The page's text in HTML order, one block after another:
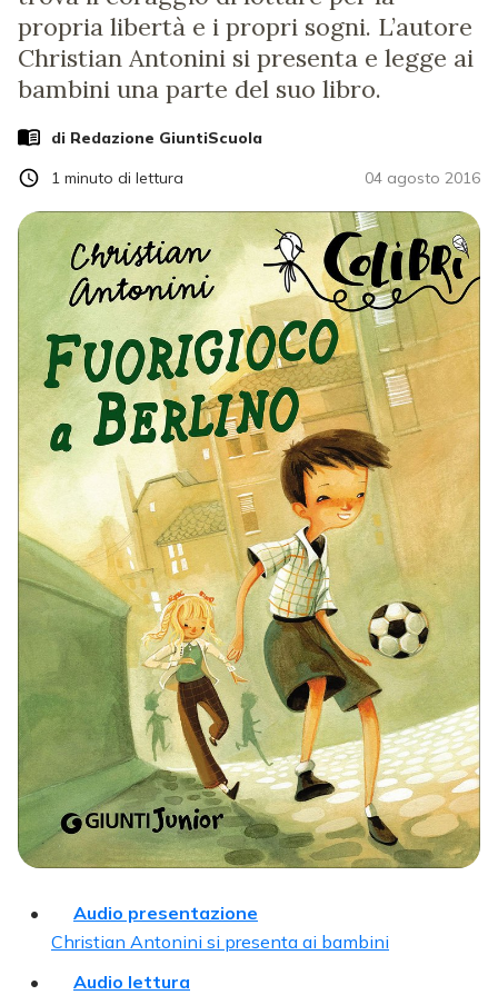
propria libertà e i propri sogni. L’autore
Christian Antonini si presenta e legge ai
bambini una parte del suo libro.
di Redazione GiuntiScuola
04 agosto 2016
1 minuto di lettura
Audio presentazione
Christian Antonini si presenta ai bambini
Audio lettura